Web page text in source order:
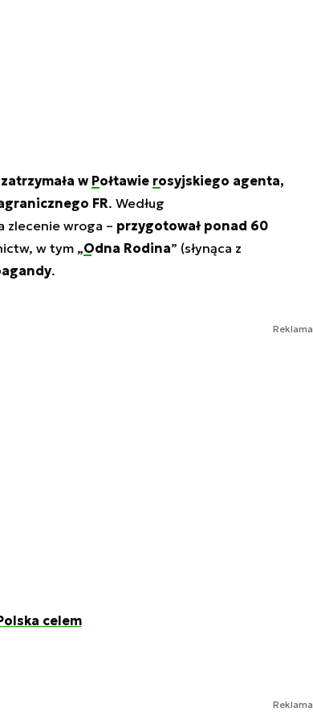
w Połtawie rosyjskiego agenta,
FR. Według
zlecenie wroga – przygotował ponad 60
w tym „Odna Rodina” (słynąca z
.
Reklama
celem
Reklama